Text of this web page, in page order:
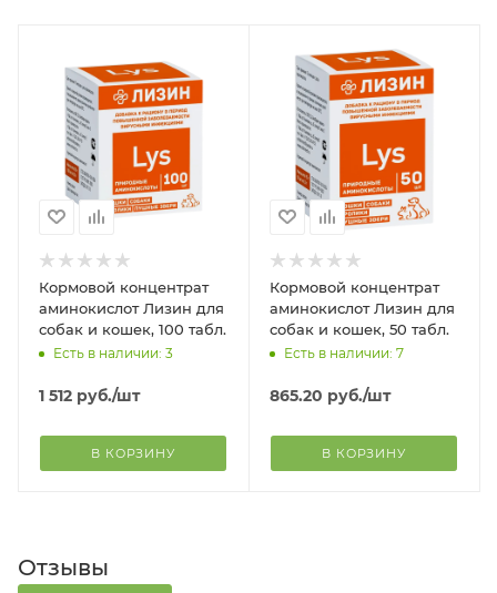
Кормовой концентрат
аминокислот Лизин для
собак и кошек, 100 табл.
Есть в наличии: 3
1 512 руб./шт
В КОРЗИНУ
Кормовой концентрат
аминокислот Лизин для
собак и кошек, 50 табл.
Есть в наличии: 7
865.20 руб./шт
В КОРЗИНУ
Отзывы